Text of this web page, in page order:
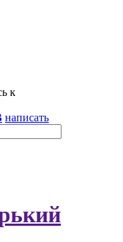
к
написать